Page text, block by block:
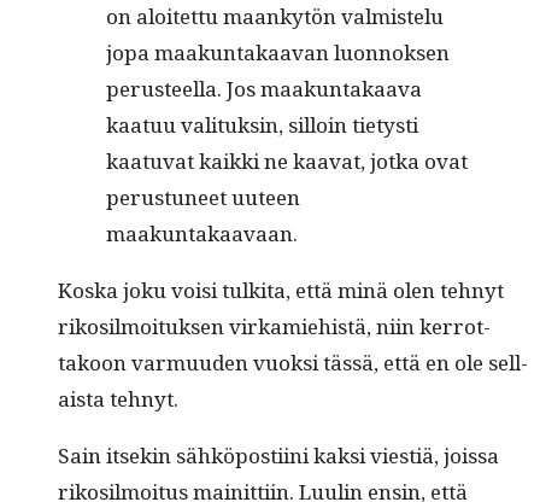
on aloitet­tu maankytön valmis­telu
jopa maakun­takaa­van luon­nok­sen
perus­teel­la. Jos maakun­takaa­va
kaatuu val­i­tuksin, sil­loin tietysti
kaatu­vat kaik­ki ne kaa­vat, jot­ka ovat
perus­tuneet uuteen
maakuntakaavaan.
Kos­ka joku voisi tulki­ta, että minä olen tehnyt
rikosil­moituk­sen virkamiehistä, niin ker­rot­
takoon var­muu­den vuok­si tässä, että en ole sel­l­
aista tehnyt.
Sain itsekin sähkö­posti­i­ni kak­si viestiä, jois­sa
rikosil­moi­tus mainit­ti­in. Luulin ensin, että